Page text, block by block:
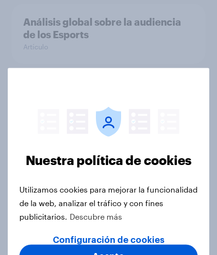
Análisis global sobre la audiencia
de los Esports
Artículo
atracciones. Datos internacionales
¿Orinar de pie o sentado? Datos
Artículo
¿Cuáles son los deportes más
populares entre los gamers y qué
Nuestra política de cookies
Utilizamos cookies para mejorar la funcionalidad
de la web, analizar el tráfico y con fines
publicitarios.
Descubre más
Configuración de cookies